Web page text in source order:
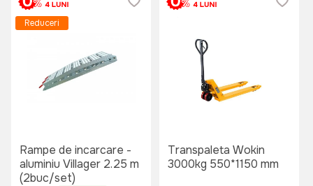
Reduceri
Rampe de incarcare -
aluminiu Villager 2.25 m
(2buc/set)
Transpaleta Wokin
3000kg 550*1150 mm